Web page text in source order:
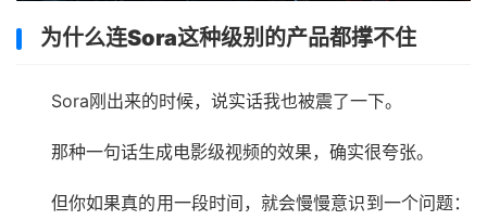
为什么连Sora这种级别的产品都撑不住
Sora刚出来的时候，说实话我也被震了一下。
那种一句话生成电影级视频的效果，确实很夸张。
但你如果真的用一段时间，就会慢慢意识到一个问题：